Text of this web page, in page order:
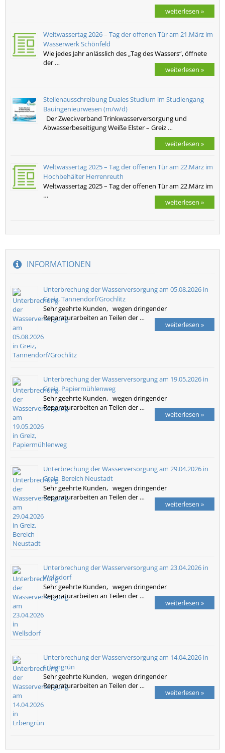
weiterlesen »
Weltwassertag 2026 – Tag der offenen Tür am 21.März im
Wasserwerk Schönfeld
Wie jedes Jahr anlässlich des „Tag des Wassers“, öffnete
der …
weiterlesen »
Stellenausschreibung Duales Studium im Studiengang
Bauingenieurwesen (m/w/d)
Der Zweckverband Trinkwasserversorgung und
Abwasserbeseitigung Weiße Elster – Greiz …
weiterlesen »
Weltwassertag 2025 – Tag der offenen Tür am 22.März im
Hochbehälter Herrenreuth
Weltwassertag 2025 – Tag der offenen Tür am 22.März im
…
weiterlesen »
INFORMATIONEN
Unterbrechung der Wasserversorgung am 05.08.2026 in
Greiz, Tannendorf/Grochlitz
Sehr geehrte Kunden, wegen dringender
Reparaturarbeiten an Teilen der …
weiterlesen »
Unterbrechung der Wasserversorgung am 19.05.2026 in
Greiz, Papiermühlenweg
Sehr geehrte Kunden, wegen dringender
Reparaturarbeiten an Teilen der …
weiterlesen »
Unterbrechung der Wasserversorgung am 29.04.2026 in
Greiz, Bereich Neustadt
Sehr geehrte Kunden, wegen dringender
Reparaturarbeiten an Teilen der …
weiterlesen »
Unterbrechung der Wasserversorgung am 23.04.2026 in
Wellsdorf
Sehr geehrte Kunden, wegen dringender
Reparaturarbeiten an Teilen der …
weiterlesen »
Unterbrechung der Wasserversorgung am 14.04.2026 in
Erbengrün
Sehr geehrte Kunden, wegen dringender
Reparaturarbeiten an Teilen der …
weiterlesen »